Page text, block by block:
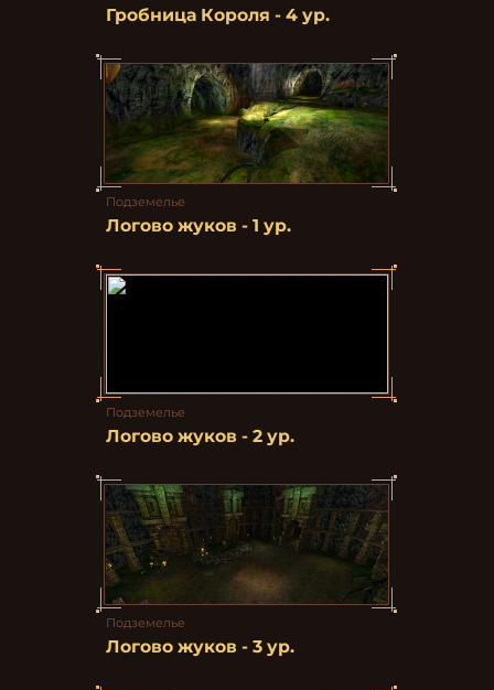
Гробница Короля - 4 ур.
Подземелье
Логово жуков - 1 ур.
Подземелье
Логово жуков - 2 ур.
Подземелье
Логово жуков - 3 ур.